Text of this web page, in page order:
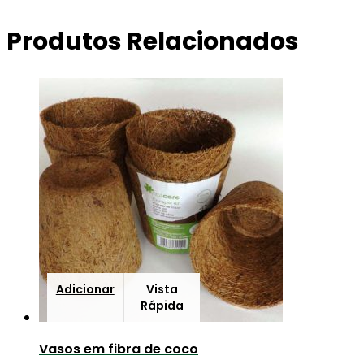
Produtos Relacionados
Adicionar
Vista
Rápida
Vasos em fibra de coco